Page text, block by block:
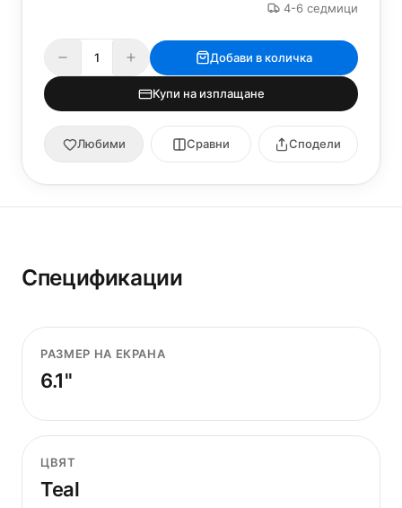
4-6 седмици
Добави в количка
Купи на изплащане
Любими Сравни Сподели
Спецификации
РАЗМЕР НА ЕКРАНА
6.1"
ЦВЯТ
Teal